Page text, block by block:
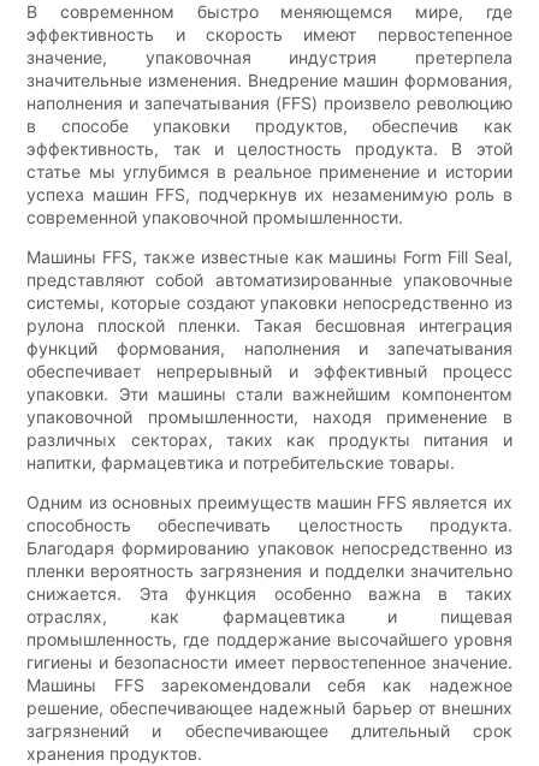
В современном быстро меняющемся мире, где
эффективность и скорость имеют первостепенное
значение, упаковочная индустрия претерпела
значительные изменения. Внедрение машин формования,
наполнения и запечатывания (FFS) произвело революцию
в способе упаковки продуктов, обеспечив как
эффективность, так и целостность продукта. В этой
статье мы углубимся в реальное применение и истории
успеха машин FFS, подчеркнув их незаменимую роль в
современной упаковочной промышленности.
Машины FFS, также известные как машины Form Fill Seal,
представляют собой автоматизированные упаковочные
системы, которые создают упаковки непосредственно из
рулона плоской пленки. Такая бесшовная интеграция
функций формования, наполнения и запечатывания
обеспечивает непрерывный и эффективный процесс
упаковки. Эти машины стали важнейшим компонентом
упаковочной промышленности, находя применение в
различных секторах, таких как продукты питания и
напитки, фармацевтика и потребительские товары.
Одним из основных преимуществ машин FFS является их
способность обеспечивать целостность продукта.
Благодаря формированию упаковок непосредственно из
пленки вероятность загрязнения и подделки значительно
снижается. Эта функция особенно важна в таких
отраслях, как фармацевтика и пищевая
промышленность, где поддержание высочайшего уровня
гигиены и безопасности имеет первостепенное значение.
Машины FFS зарекомендовали себя как надежное
решение, обеспечивающее надежный барьер от внешних
загрязнений и обеспечивающее длительный срок
хранения продуктов.